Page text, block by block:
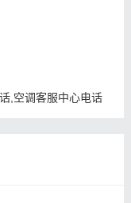
,空调客服中心电话